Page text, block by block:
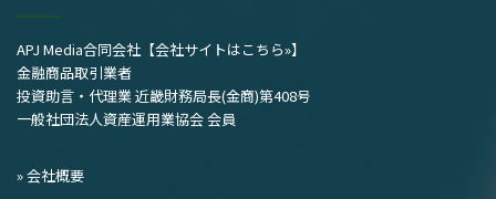
APJ Media合同会社 【会社サイトはこちら»】
金融商品取引業者
投資助言・代理業 近畿財務局長(金商)第408号
一般社団法人資産運用業協会 会員
» 会社概要